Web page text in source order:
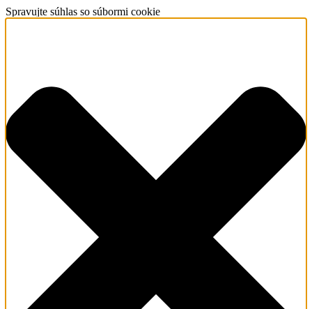
Spravujte súhlas so súbormi cookie